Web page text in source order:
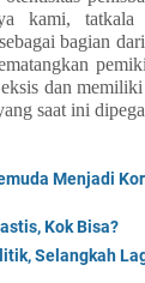
kami,
bagian
dan
saat ini
Menjadi
Kok Bisa?
Selangkah